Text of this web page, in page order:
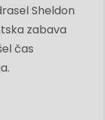
Sheldon
zabava
čas